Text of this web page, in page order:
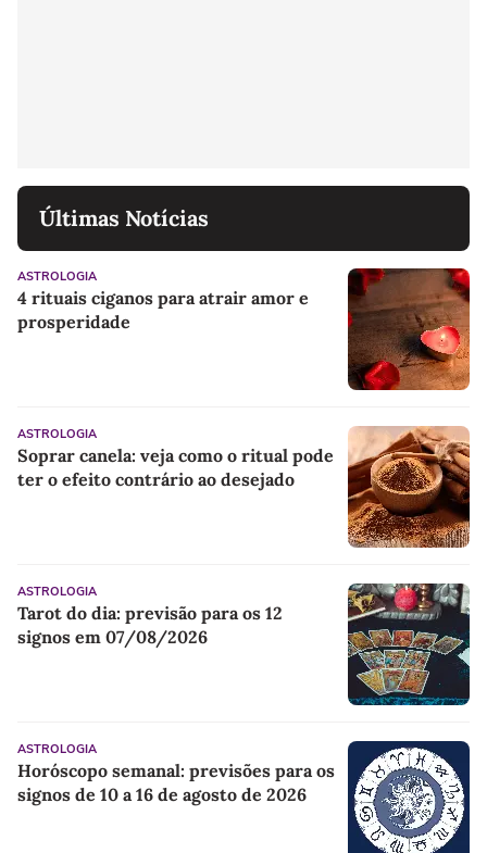
Últimas Notícias
ASTROLOGIA
4 rituais ciganos para atrair amor e
prosperidade
ASTROLOGIA
Soprar canela: veja como o ritual pode
ter o efeito contrário ao desejado
ASTROLOGIA
Tarot do dia: previsão para os 12
signos em 07/08/2026
ASTROLOGIA
Horóscopo semanal: previsões para os
signos de 10 a 16 de agosto de 2026